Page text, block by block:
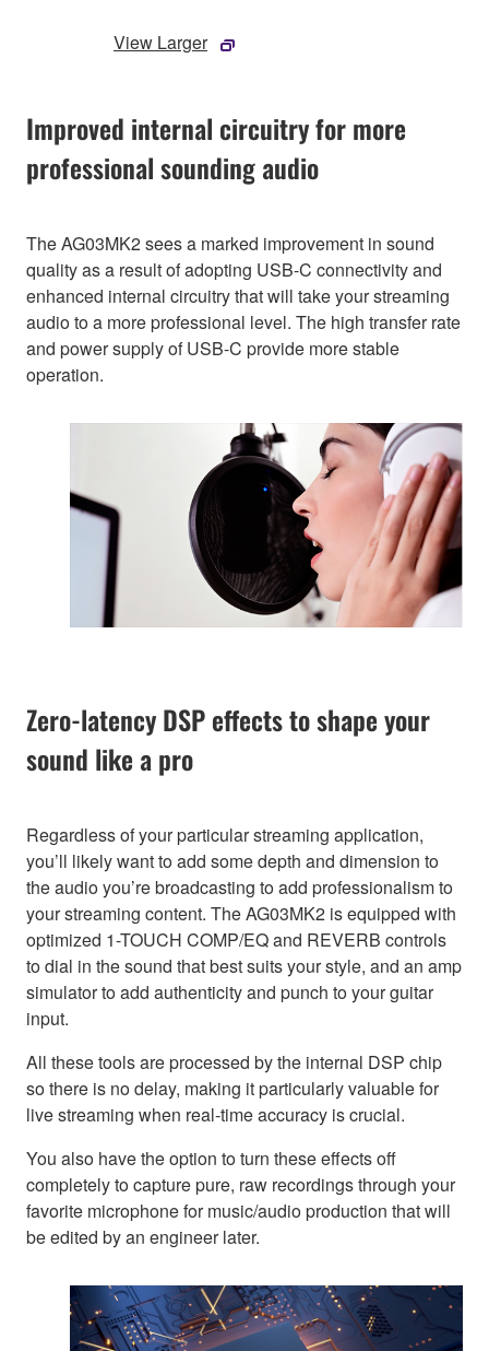
View Larger
Improved internal circuitry for more
professional sounding audio
The AG03MK2 sees a marked improvement in sound
quality as a result of adopting USB-C connectivity and
enhanced internal circuitry that will take your streaming
audio to a more professional level. The high transfer rate
and power supply of USB-C provide more stable
operation.
Zero-latency DSP effects to shape your
sound like a pro
Regardless of your particular streaming application,
you’ll likely want to add some depth and dimension to
the audio you’re broadcasting to add professionalism to
your streaming content. The AG03MK2 is equipped with
optimized 1-TOUCH COMP/EQ and REVERB controls
to dial in the sound that best suits your style, and an amp
simulator to add authenticity and punch to your guitar
input.
All these tools are processed by the internal DSP chip
so there is no delay, making it particularly valuable for
live streaming when real-time accuracy is crucial.
You also have the option to turn these effects off
completely to capture pure, raw recordings through your
favorite microphone for music/audio production that will
be edited by an engineer later.